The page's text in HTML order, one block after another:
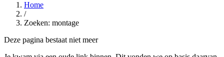
Home
/
Zoeken: montage
Deze pagina bestaat niet meer